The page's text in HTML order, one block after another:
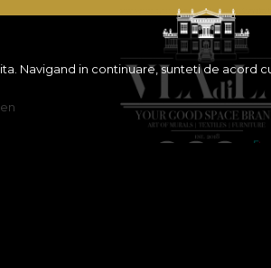
Navigand in continuare, sunteti de acord